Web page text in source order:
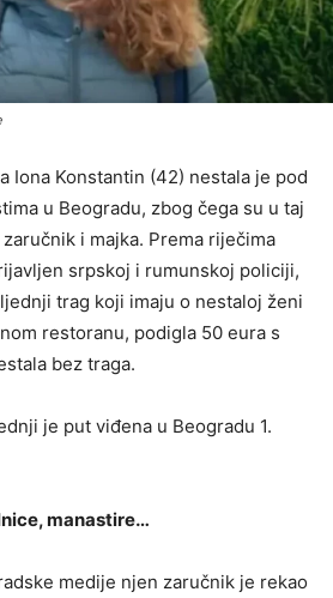
Iona Konstantin (42) nestala je pod
u Beogradu, zbog čega su u taj
i majka. Prema riječima
srpskoj i rumunskoj policiji,
trag koji imaju o nestaloj ženi
restoranu, podigla 50 eura s
bez traga.
je put viđena u Beogradu 1.
manastire…
medije njen zaručnik je rekao